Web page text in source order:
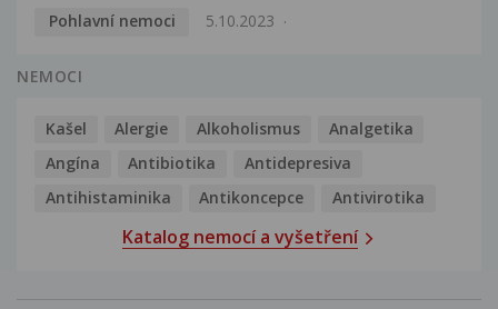
Pohlavní nemoci
5.10.2023
NEMOCI
Kašel Alergie Alkoholismus
Analgetika
Angína
Antibiotika
Antidepresiva
Antihistaminika
Antikoncepce Antivirotika
Katalog nemocí a vyšetření